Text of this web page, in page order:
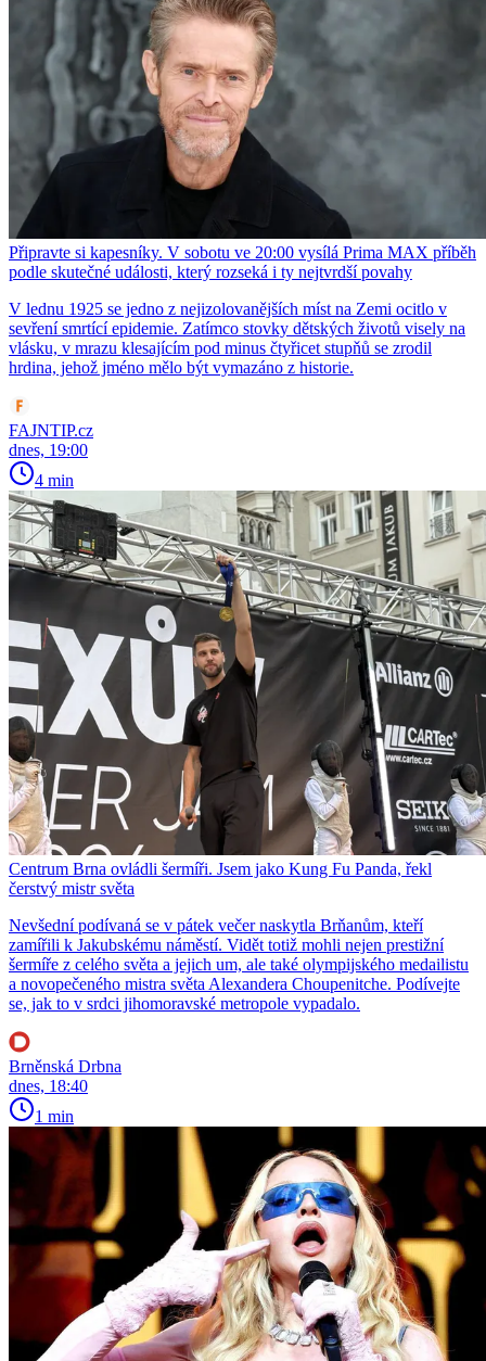
Připravte si kapesníky. V sobotu ve 20:00 vysílá Prima MAX příběh
podle skutečné události, který rozseká i ty nejtvrdší povahy
V lednu 1925 se jedno z nejizolovanějších míst na Zemi ocitlo v
sevření smrtící epidemie. Zatímco stovky dětských životů visely na
vlásku, v mrazu klesajícím pod minus čtyřicet stupňů se zrodil
hrdina, jehož jméno mělo být vymazáno z historie.
FAJNTIP.cz
dnes, 19:00
4 min
Centrum Brna ovládli šermíři. Jsem jako Kung Fu Panda, řekl
čerstvý mistr světa
Nevšední podívaná se v pátek večer naskytla Brňanům, kteří
zamířili k Jakubskému náměstí. Vidět totiž mohli nejen prestižní
šermíře z celého světa a jejich um, ale také olympijského medailistu
a novopečeného mistra světa Alexandera Choupenitche. Podívejte
se, jak to v srdci jihomoravské metropole vypadalo.
Brněnská Drbna
dnes, 18:40
1 min